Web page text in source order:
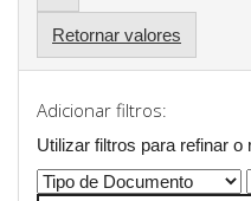
Retornar valores
Adicionar filtros:
Utilizar filtros para refinar o